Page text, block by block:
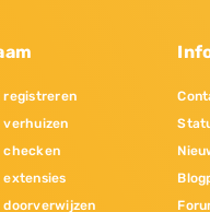
registreren
verhuizen
checken
extensies
doorverwijzen